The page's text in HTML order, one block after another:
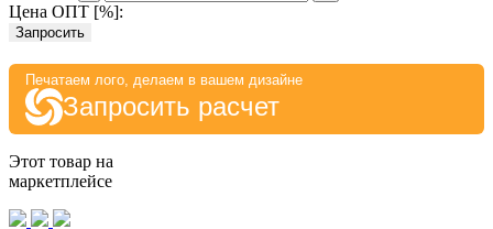
Цена ОПТ [%]:
Запросить
Печатаем лого, делаем в вашем дизайне
Запросить расчет
Этот товар на
маркетплейсе